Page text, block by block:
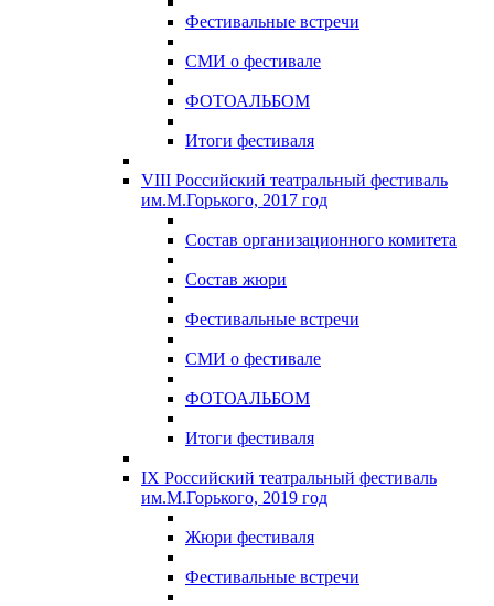
Фестивальные встречи
СМИ о фестивале
ФОТОАЛЬБОМ
Итоги фестиваля
VIII Российский театральный фестиваль
им.М.Горького, 2017 год
Состав организационного комитета
Состав жюри
Фестивальные встречи
СМИ о фестивале
ФОТОАЛЬБОМ
Итоги фестиваля
IX Российский театральный фестиваль
им.М.Горького, 2019 год
Жюри фестиваля
Фестивальные встречи